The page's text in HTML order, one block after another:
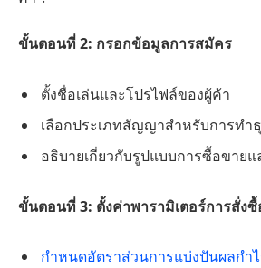
ขั้นตอนที่ 2: กรอกข้อมูลการสมัคร
ตั้งชื่อเล่นและโปรไฟล์ของผู้ค้า
เลือกประเภทสัญญาสำหรับการทำ
อธิบายเกี่ยวกับรูปแบบการซื้อขาย
ขั้นตอนที่ 3: ตั้งค่าพารามิเตอร์การสั่งซื้
กำหนดอัตราส่วนการแบ่งปันผลกำ